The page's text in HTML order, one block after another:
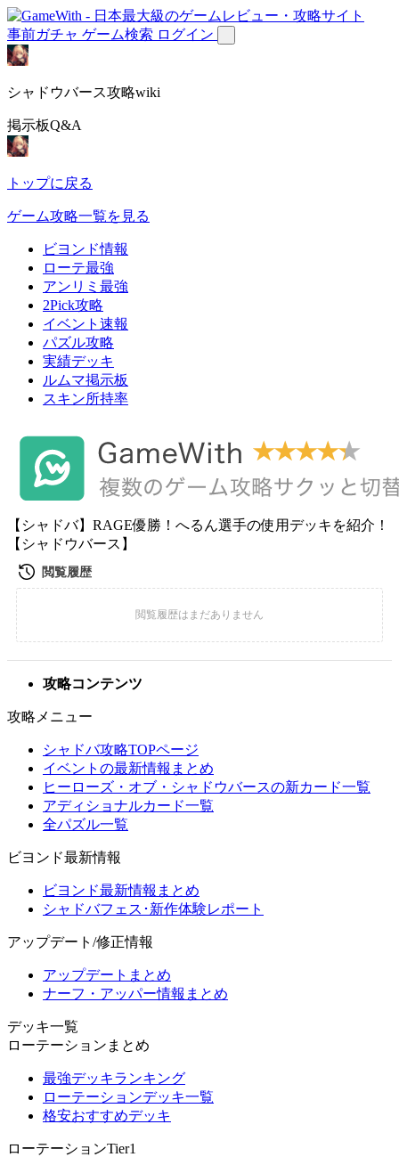
事前ガチャ ゲーム検索 ログイン
シャドウバース攻略wiki
掲示板Q&A
トップに戻る
ゲーム攻略一覧を見る
ビヨンド情報
ローテ最強
アンリミ最強
2Pick攻略
イベント速報
パズル攻略
実績デッキ
ルムマ掲示板
スキン所持率
【シャドバ】RAGE優勝！へるん選手の使用デッキを紹介！
【シャドウバース】
攻略コンテンツ
攻略メニュー
シャドバ攻略TOPページ
イベントの最新情報まとめ
ヒーローズ・オブ・シャドウバースの新カード一覧
アディショナルカード一覧
全パズル一覧
ビヨンド最新情報
ビヨンド最新情報まとめ
シャドバフェス･新作体験レポート
アップデート/修正情報
アップデートまとめ
ナーフ・アッパー情報まとめ
デッキ一覧
ローテーションまとめ
最強デッキランキング
ローテーションデッキ一覧
格安おすすめデッキ
ローテーションTier1